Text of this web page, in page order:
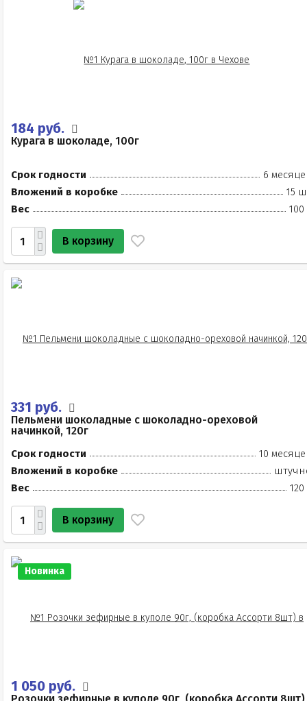
184 руб.
Курага в шоколаде, 100г
Срок годности
6
Вложений в коробке
15
Вес
100
В корзину
331 руб.
Пельмени шоколадные с шоколадно-ореховой
начинкой, 120г
Срок годности
10
Вложений в коробке
Вес
120
В корзину
Новинка
1 050 руб.